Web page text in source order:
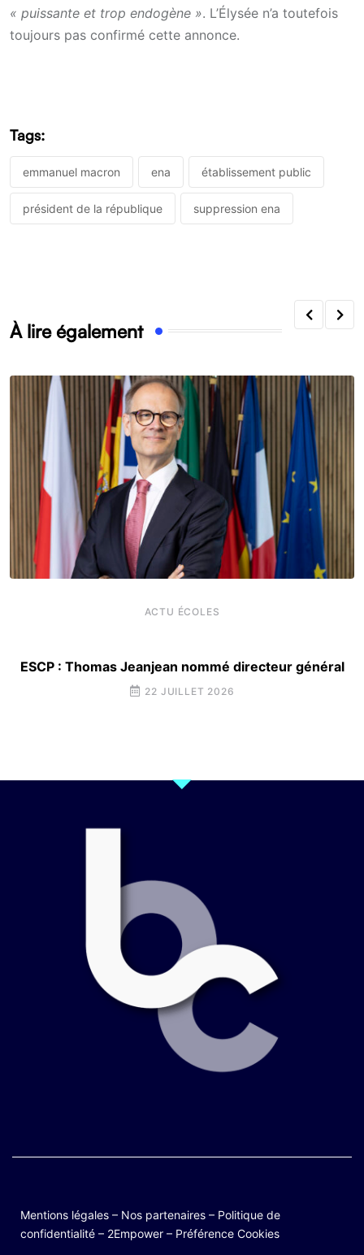
« puissante et trop endogène ». L’Élysée n’a toutefois
toujours pas confirmé cette annonce.
Tags:
emmanuel macron ena établissement public
président de la république suppression ena
À lire également
ACTU ÉCOLES
ESCP : Thomas Jeanjean nommé directeur général
22 JUILLET 2026
Mentions légales – Nos partenaires – Politique de
confidentialité – 2Empower – Préférence Cookies